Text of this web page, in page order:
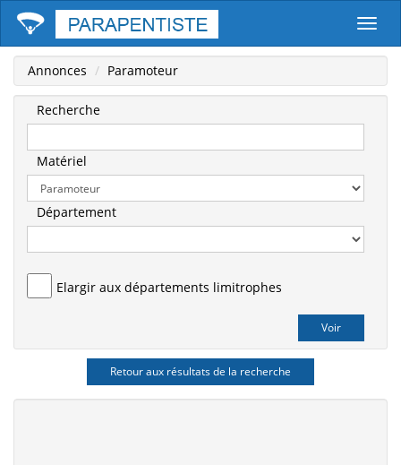
Annonces Paramoteur
Recherche
Matériel
Département
Elargir aux départements limitrophes
Retour aux résultats de la recherche